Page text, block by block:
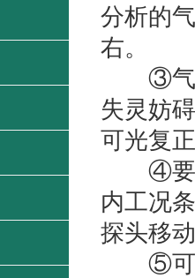
分析的
右。
③气体
失灵妨
可光
④要是
内工况
探头
⑤可编